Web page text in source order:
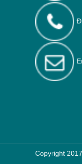
Copyright